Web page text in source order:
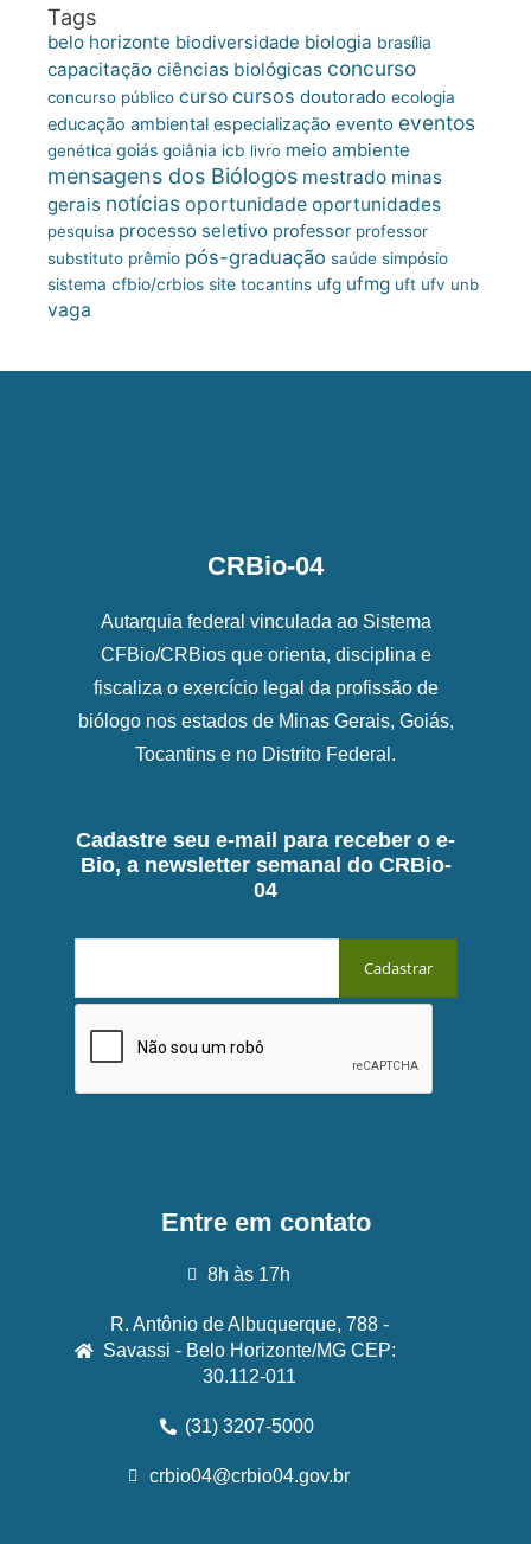
Tags
belo horizonte biodiversidade biologia brasília
capacitação ciências biológicas concurso
concurso público curso cursos doutorado ecologia
educação ambiental especialização evento eventos
genética goiás goiânia icb livro meio ambiente
mensagens dos Biólogos mestrado minas
gerais notícias oportunidade oportunidades
pesquisa processo seletivo professor professor
substituto prêmio pós-graduação saúde simpósio
sistema cfbio/crbios site tocantins ufg ufmg uft ufv unb
vaga
CRBio-04
Autarquia federal vinculada ao Sistema
CFBio/CRBios que orienta, disciplina e
fiscaliza o exercício legal da profissão de
biólogo nos estados de Minas Gerais, Goiás,
Tocantins e no Distrito Federal.
Cadastre seu e-mail para receber o e-
Bio, a newsletter semanal do CRBio-
04
Entre em contato
8h às 17h
R. Antônio de Albuquerque, 788 -
Savassi - Belo Horizonte/MG CEP:
30.112-011
(31) 3207-5000
crbio04@crbio04.gov.br